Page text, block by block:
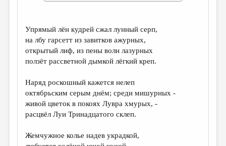
ОБЗОР ЛИТЕРАТУРЫ
ОБЪЯВЛЕНИЯ
КОЛОНКА РЕДАКТОРА
РЕДКОЛЛЕГИЯ
ОТ РЕДАКЦИИ
МАЛАЯ ПРОЗА
ЭССЕИСТИКА
Упрямый лён кудрей сжал лунный серп,
на лбу гарсетт из завитков ажурных,
открытый лиф, из пены волн лазурных
ползёт рассветной дымкой лёгкий креп.
Наряд роскошный кажется нелеп
октябрьским серым днём; среди мишурных -
живой цветок в покоях Лувра хмурых, -
расцвёл Луи Тринадцатого склеп.
Жемчужное колье надев украдкой,